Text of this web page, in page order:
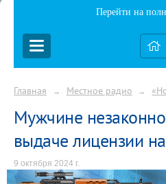
Перейти на
Главная → Местное радио →
Мужчине
выдаче лицензии
9 октября 2024 г.